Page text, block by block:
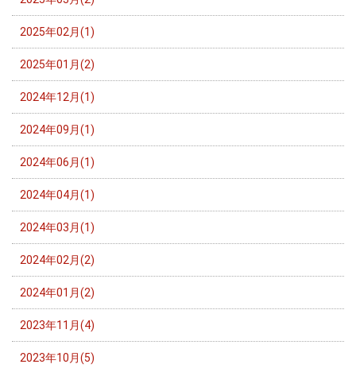
2025年02月(1)
2025年01月(2)
2024年12月(1)
2024年09月(1)
2024年06月(1)
2024年04月(1)
2024年03月(1)
2024年02月(2)
2024年01月(2)
2023年11月(4)
2023年10月(5)